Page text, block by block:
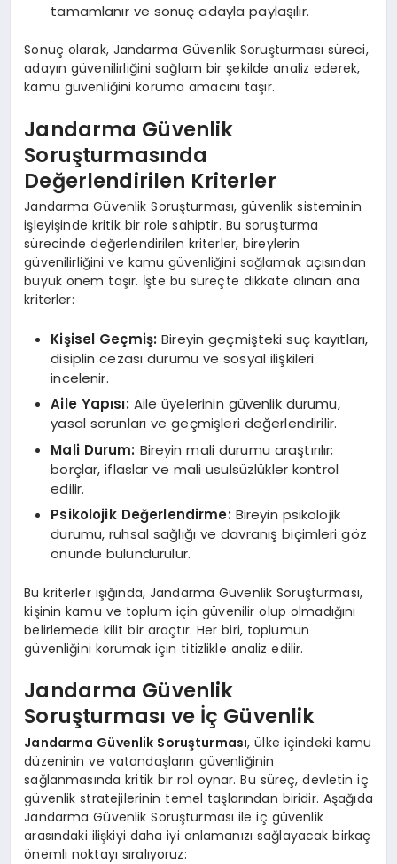
tamamlanır ve sonuç adayla paylaşılır.
Sonuç olarak, Jandarma Güvenlik Soruşturması süreci,
adayın güvenilirliğini sağlam bir şekilde analiz ederek,
kamu güvenliğini koruma amacını taşır.
Jandarma Güvenlik
Soruşturmasında
Değerlendirilen Kriterler
Jandarma Güvenlik Soruşturması, güvenlik sisteminin
işleyişinde kritik bir role sahiptir. Bu soruşturma
sürecinde değerlendirilen kriterler, bireylerin
güvenilirliğini ve kamu güvenliğini sağlamak açısından
büyük önem taşır. İşte bu süreçte dikkate alınan ana
kriterler:
Kişisel Geçmiş: Bireyin geçmişteki suç kayıtları,
disiplin cezası durumu ve sosyal ilişkileri
incelenir.
Aile Yapısı: Aile üyelerinin güvenlik durumu,
yasal sorunları ve geçmişleri değerlendirilir.
Mali Durum: Bireyin mali durumu araştırılır;
borçlar, iflaslar ve mali usulsüzlükler kontrol
edilir.
Psikolojik Değerlendirme: Bireyin psikolojik
durumu, ruhsal sağlığı ve davranış biçimleri göz
önünde bulundurulur.
Bu kriterler ışığında, Jandarma Güvenlik Soruşturması,
kişinin kamu ve toplum için güvenilir olup olmadığını
belirlemede kilit bir araçtır. Her biri, toplumun
güvenliğini korumak için titizlikle analiz edilir.
Jandarma Güvenlik
Soruşturması ve İç Güvenlik
Jandarma Güvenlik Soruşturması, ülke içindeki kamu
düzeninin ve vatandaşların güvenliğinin
sağlanmasında kritik bir rol oynar. Bu süreç, devletin iç
güvenlik stratejilerinin temel taşlarından biridir. Aşağıda
Jandarma Güvenlik Soruşturması ile iç güvenlik
arasındaki ilişkiyi daha iyi anlamanızı sağlayacak birkaç
önemli noktayı sıralıyoruz: